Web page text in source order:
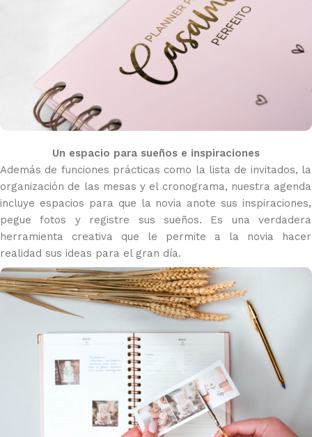
Un espacio para sueños e inspiraciones
Además de funciones prácticas como la lista de invitados, la
organización de las mesas y el cronograma, nuestra agenda
incluye espacios para que la novia anote sus inspiraciones,
pegue fotos y registre sus sueños. Es una verdadera
herramienta creativa que le permite a la novia hacer
realidad sus ideas para el gran día.